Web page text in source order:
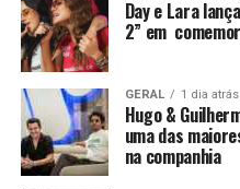
Day e Lara
2” em
GERAL 1 dia atrás
Hugo &
uma das
na companhia